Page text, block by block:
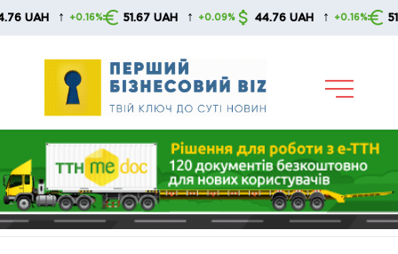
Skip
51.67 UAH ↑ +0.09% 44.76 UAH ↑ +0.16% 51.67 UAH ↑